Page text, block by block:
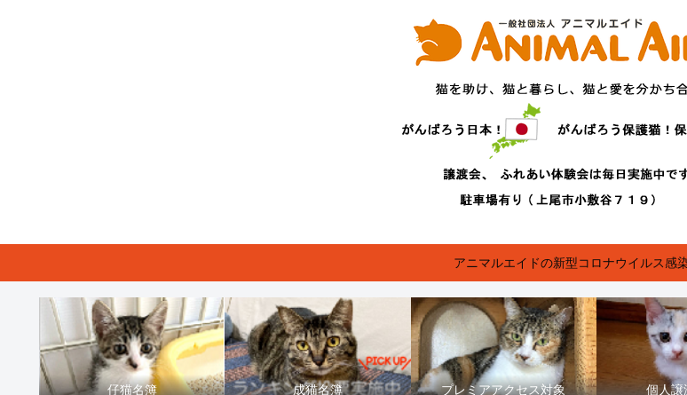
アニマルエイドの新型コロナウイルス感
仔猫名簿 成猫名簿 プレミアアクセス対象 個人譲